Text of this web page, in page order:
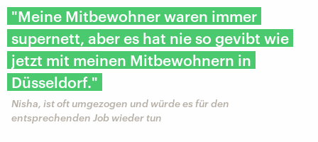
"Meine Mitbewohner waren immer
supernett, aber es hat nie so gevibt wie
jetzt mit meinen Mitbewohnern in
Düsseldorf."
Nisha, ist oft umgezogen und würde es für den
entsprechenden Job wieder tun